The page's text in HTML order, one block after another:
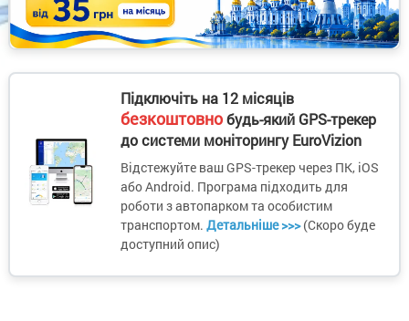
Підключіть на 12 місяців
безкоштовнобудь-який GPS-трекер
до системи моніторингу EuroVizion
Відстежуйте ваш GPS-трекер через ПК, iOS
або Android. Програма підходить для
роботи з автопарком та особистим
транспортом. Детальніше >>>(Скоро буде
доступний опис)